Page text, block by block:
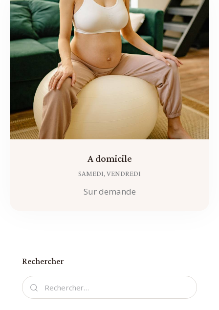
A domicile
SAMEDI, VENDREDI
Sur demande
Rechercher